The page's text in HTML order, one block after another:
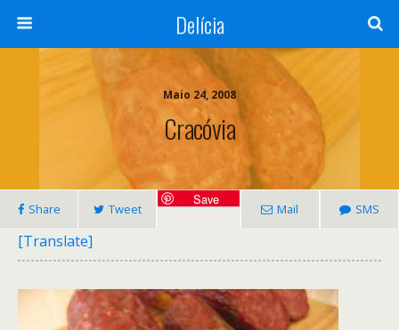
Delícia
Maio 24, 2008
Cracóvia
Share Tweet
Save
Mail SMS
[Translate]